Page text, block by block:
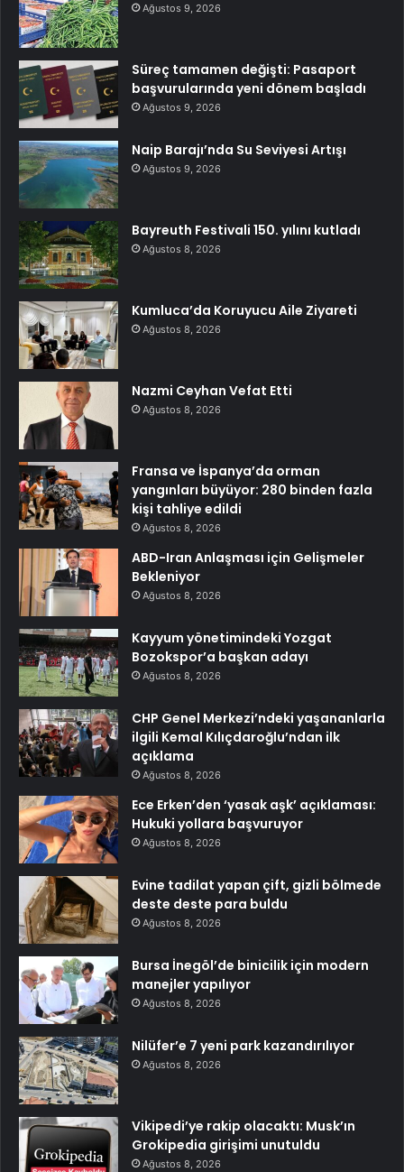
Ağustos 9, 2026
Süreç tamamen değişti: Pasaport
başvurularında yeni dönem başladı
Ağustos 9, 2026
Naip Barajı’nda Su Seviyesi Artışı
Ağustos 9, 2026
Bayreuth Festivali 150. yılını kutladı
Ağustos 8, 2026
Kumluca’da Koruyucu Aile Ziyareti
Ağustos 8, 2026
Nazmi Ceyhan Vefat Etti
Ağustos 8, 2026
Fransa ve İspanya’da orman
yangınları büyüyor: 280 binden fazla
kişi tahliye edildi
Ağustos 8, 2026
ABD-Iran Anlaşması için Gelişmeler
Bekleniyor
Ağustos 8, 2026
Kayyum yönetimindeki Yozgat
Bozokspor’a başkan adayı
Ağustos 8, 2026
CHP Genel Merkezi’ndeki yaşananlarla
ilgili Kemal Kılıçdaroğlu’ndan ilk
açıklama
Ağustos 8, 2026
Ece Erken’den ‘yasak aşk’ açıklaması:
Hukuki yollara başvuruyor
Ağustos 8, 2026
Evine tadilat yapan çift, gizli bölmede
deste deste para buldu
Ağustos 8, 2026
Bursa İnegöl’de binicilik için modern
manejler yapılıyor
Ağustos 8, 2026
Nilüfer’e 7 yeni park kazandırılıyor
Ağustos 8, 2026
Vikipedi’ye rakip olacaktı: Musk’ın
Grokipedia girişimi unutuldu
Ağustos 8, 2026